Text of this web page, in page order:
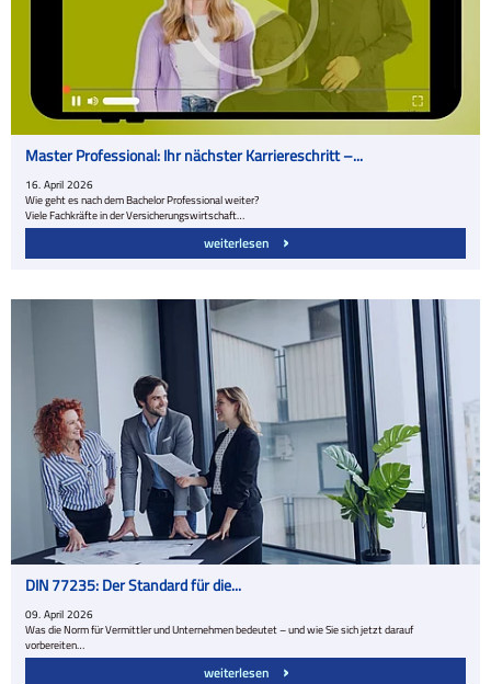
Master Professional: Ihr nächster Karriereschritt –...
16. April 2026
Wie geht es nach dem Bachelor Professional weiter?
Viele Fachkräfte in der Versicherungswirtschaft…
weiterlesen
DIN 77235: Der Standard für die...
09. April 2026
Was die Norm für Vermittler und Unternehmen bedeutet – und wie Sie sich jetzt darauf
vorbereiten…
weiterlesen